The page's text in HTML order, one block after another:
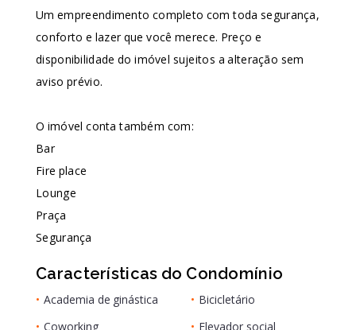
Um empreendimento completo com toda segurança,
conforto e lazer que você merece. Preço e
disponibilidade do imóvel sujeitos a alteração sem
aviso prévio.
O imóvel conta também com:
Bar
Fire place
Lounge
Praça
Segurança
Características do Condomínio
• Academia de ginástica • Bicicletário
• Coworking • Elevador social